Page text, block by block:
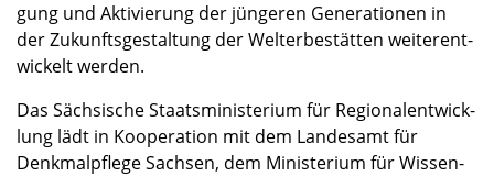
gung und Aktivie­rung der jünge­ren Genera­tio­nen in
der Zukunfts­ge­stal­tung der Welterbe­stät­ten weiter­ent­
wi­ckelt werden.
Das Sächsi­sche Staats­mi­nis­te­rium für Regio­nal­ent­wick­
lung lädt in Koope­ra­tion mit dem Landes­amt für
Denkmal­pflege Sachsen, dem Minis­te­rium für Wissen­